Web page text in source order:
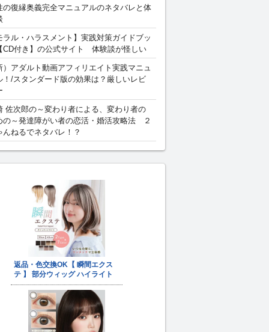
の復縁奥義完全マニュアルのネタバレと体
ラル・ハラスメント】実践対策ガイドブッ
CD付き】の公式サイト 体験談が怪しい
）アダルト動画アフィリエイト実践マニュ
！/スタンダード版の効果は？厳しいレビ
佐次郎の～変わり者による、変わり者の
の～発達障がい者の恋活・婚活攻略法 ２
んねるでネタバレ！？